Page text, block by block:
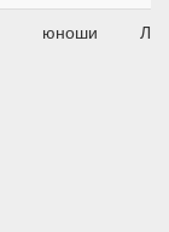
юноши